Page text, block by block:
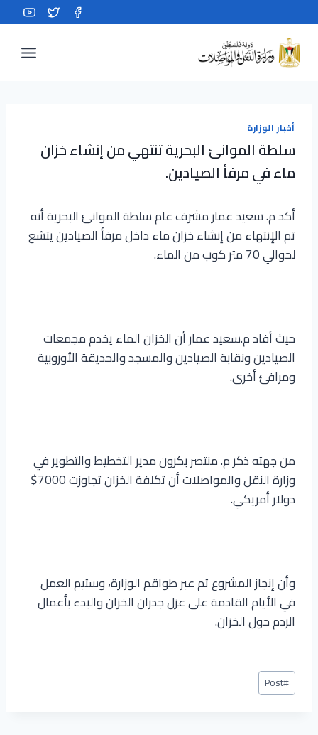
to
content
أخبار الوزارة
سلطة الموانئ البحرية تنتهي من إنشاء خزان
ماء في مرفأ الصيادين.
أكد م. سعيد عمار مشرف عام سلطة الموانئ البحرية أنه
تم الإنتهاء من إنشاء خزان ماء داخل مرفأ الصيادين يتسّع
لحوالي 70 متر كوب من الماء.
حيث أفاد م.سعيد عمار أن الخزان الماء يخدم مجمعات
الصيادين ونقابة الصيادين والمسجد والحديقة الأوروبية
ومرافئ أخرى.
من جهته ذكر م. منتصر بكرون مدير التخطيط والتطوير في
وزارة النقل والمواصلات أن تكلفة الخزان تجاوزت 7000$
دولار أمريكي.
وأن إنجاز المشروع تم عبر طواقم الوزارة، وستيم العمل
في الأيام القادمة على عزل جدران الخزان والبدء بأعمال
الردم حول الخزان.
Post
Tags:
#
Post